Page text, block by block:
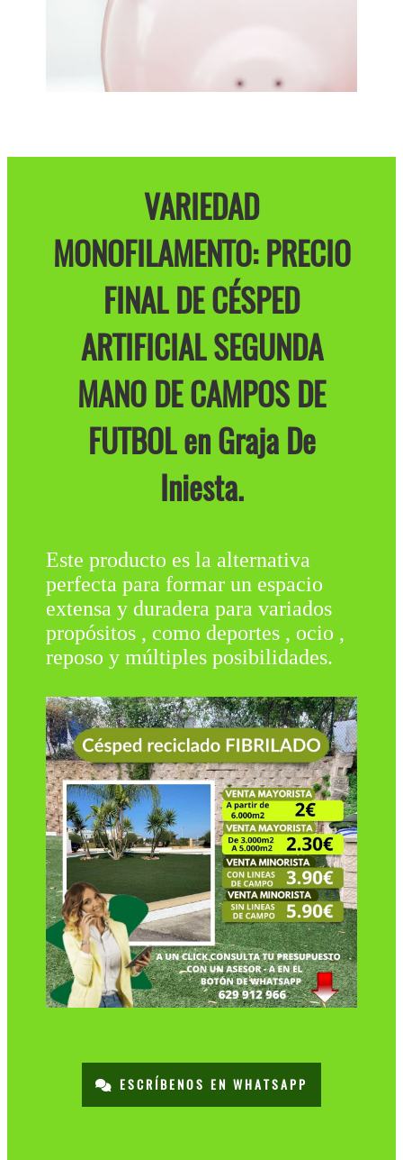
VARIEDAD
MONOFILAMENTO: PRECIO
FINAL DE CÉSPED
ARTIFICIAL SEGUNDA
MANO DE CAMPOS DE
FUTBOL en Graja De
Iniesta.
Este producto es la alternativa
perfecta para formar un espacio
extensa y duradera para variados
propósitos , como deportes , ocio ,
reposo y múltiples posibilidades.
ESCRÍBENOS EN WHATSAPP